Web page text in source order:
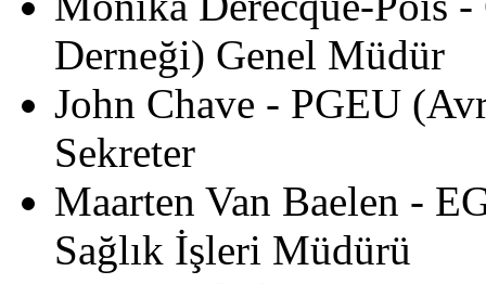
Derneği) Genel Müdür
John Chave - PGEU
Sekreter
Maarten Van Baelen -
Sağlık İşleri Müdürü